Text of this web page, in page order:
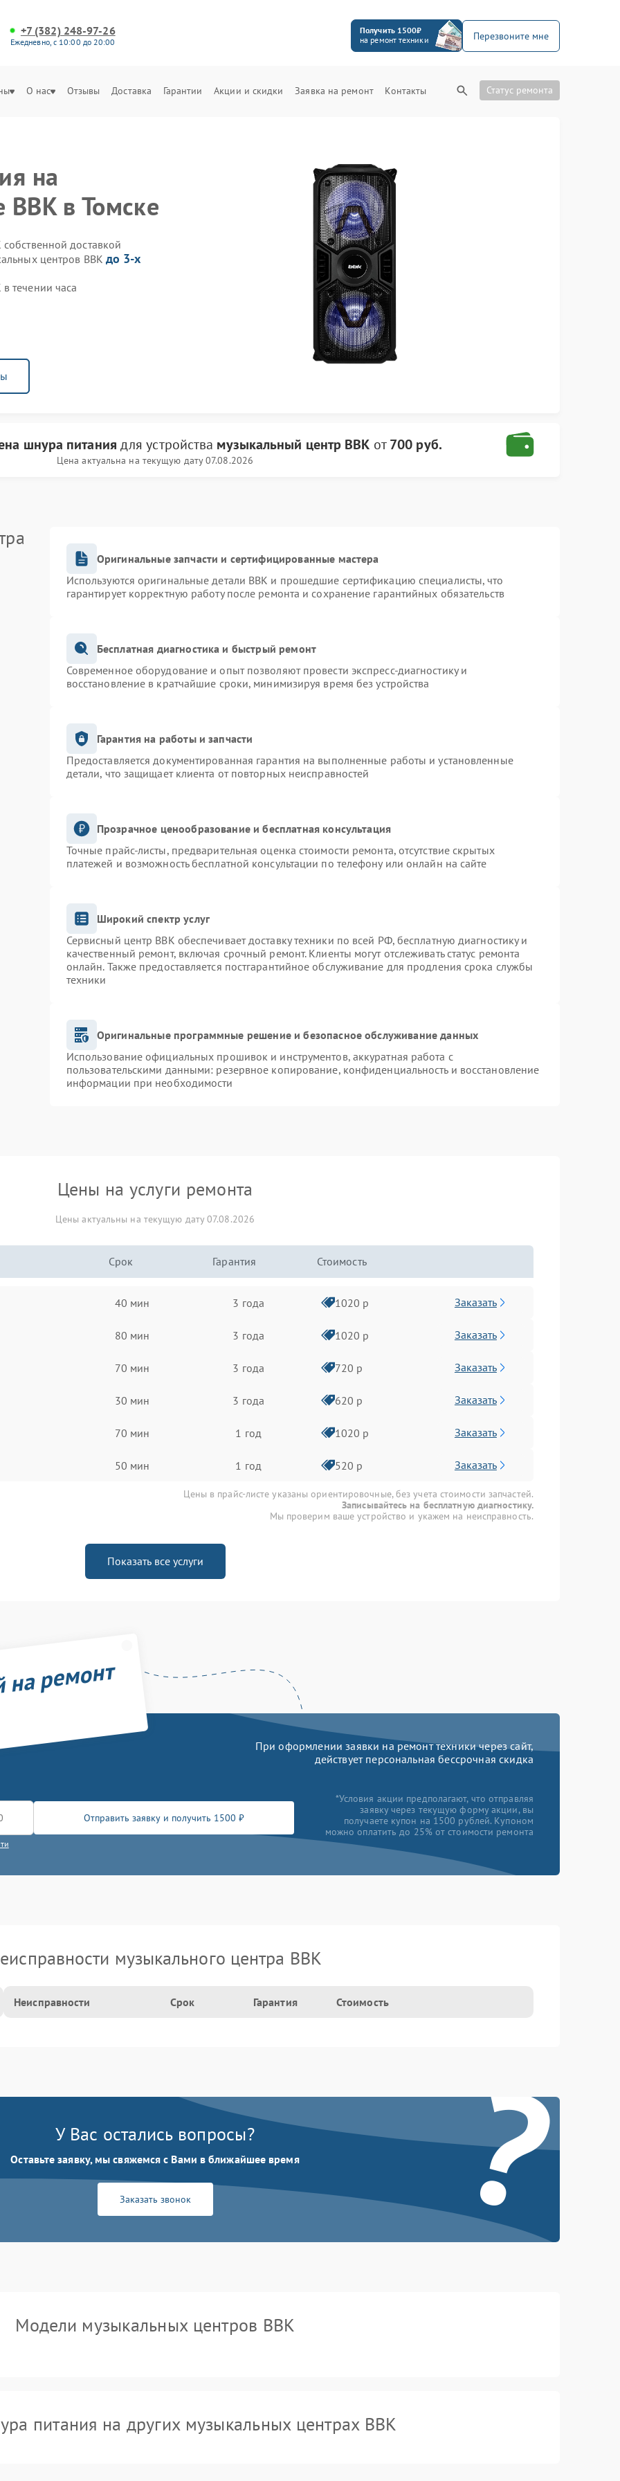
+7 (382) 248-97-26
Ежедневно, с 10:00 до 20:00
Получить 1500₽
на ремонт техники
Перезвоните мне
О нас Отзывы Доставка Гарантии Акции и скидки Заявка на ремонт Контакты Статус ремонта
на
в Томске
доставкой
центров BBK до 3-х
течении часа
шнура питания для устройства музыкальный центр BBK от700 руб.
Цена актуальна на текущую дату 07.08.2026
Оригинальные запчасти и сертифицированные мастера
Используются оригинальные детали BBK и прошедшие сертификацию специалисты, что
гарантирует корректную работу после ремонта и сохранение гарантийных обязательств
Бесплатная диагностика и быстрый ремонт
Современное оборудование и опыт позволяют провести экспресс-диагностику и
восстановление в кратчайшие сроки, минимизируя время без устройства
Гарантия на работы и запчасти
Предоставляется документированная гарантия на выполненные работы и установленные
детали, что защищает клиента от повторных неисправностей
Прозрачное ценообразование и бесплатная консультация
Точные прайс-листы, предварительная оценка стоимости ремонта, отсутствие скрытых
платежей и возможность бесплатной консультации по телефону или онлайн на сайте
Широкий спектр услуг
Сервисный центр BBK обеспечивает доставку техники по всей РФ, бесплатную диагностику и
качественный ремонт, включая срочный ремонт. Клиенты могут отслеживать статус ремонта
онлайн. Также предоставляется постгарантийное обслуживание для продления срока службы
техники
Оригинальные программные решение и безопасное обслуживание данных
Использование официальных прошивок и инструментов, аккуратная работа с
пользовательскими данными: резервное копирование, конфиденциальность и восстановление
информации при необходимости
Цены на услуги ремонта
Цены актуальны на текущую дату 07.08.2026
Срок Гарантия Стоимость
40 мин 3 года 1020 р Заказать
80 мин 3 года 1020 р Заказать
70 мин 3 года 720 р Заказать
30 мин 3 года 620 р Заказать
70 мин 1 год 1020 р Заказать
50 мин 1 год 520 р Заказать
Цены в прайс-листе указаны ориентировочные, без учета стоимости запчастей.
Записывайтесь на бесплатную диагностику.
Мы проверим ваше устройство и укажем на неисправность.
Показать все услуги
ремонт
При оформлении заявки на ремонт техники через сайт,
действует персональная бессрочная скидка
Отправить заявку и получить 1500 ₽
*Условия акции предполагают, что отправляя
заявку через текущую форму акции, вы
получаете купон на 1500 рублей. Купоном
можно оплатить до 25% от стоимости ремонта
музыкального центра BBK
Неисправности Срок Гарантия Стоимость
?
У Вас остались вопросы?
Оставьте заявку, мы свяжемся с Вами в ближайшее время
Заказать звонок
Модели музыкальных центров BBK
питания на других музыкальных центрах BBK